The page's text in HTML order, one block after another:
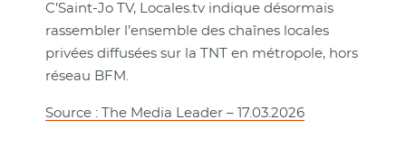
C’Saint-Jo TV, Locales.tv indique désormais
rassembler l’ensemble des chaînes locales
privées diffusées sur la TNT en métropole, hors
réseau BFM.
Source : The Media Leader – 17.03.2026